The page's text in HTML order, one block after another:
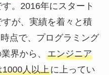
。2016年にスタート
が、実績を着々と積
点で、プログラミング
界から、 エンジニア
人以上に上ってい